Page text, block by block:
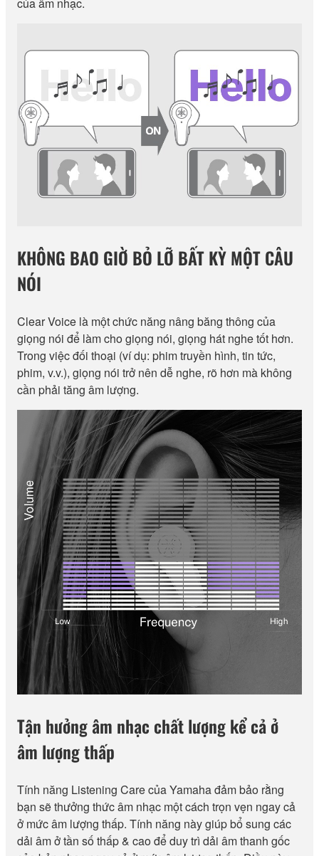
của âm nhạc.
KHÔNG BAO GIỜ BỎ LỠ BẤT KỲ MỘT CÂU
NÓI
Clear Voice là một chức năng nâng băng thông của
giọng nói để làm cho giọng nói, giọng hát nghe tốt hơn.
Trong việc đối thoại (ví dụ: phim truyền hình, tin tức,
phim, v.v.), giọng nói trở nên dễ nghe, rõ hơn mà không
cần phải tăng âm lượng.
Tận hưởng âm nhạc chất lượng kể cả ở
âm lượng thấp
Tính năng Listening Care của Yamaha đảm bảo rằng
bạn sẽ thưởng thức âm nhạc một cách trọn vẹn ngay cả
ở mức âm lượng thấp. Tính năng này giúp bổ sung các
dải âm ở tần số thấp & cao để duy trì dải âm thanh gốc